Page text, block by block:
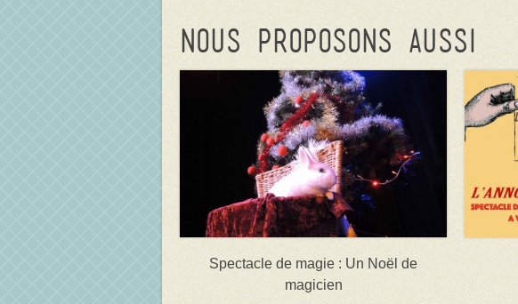
Nous proposons aussi
Spectacle de magie : Un Noël de
magicien